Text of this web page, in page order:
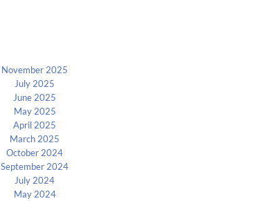
November 2025
July 2025
June 2025
May 2025
April 2025
March 2025
October 2024
September 2024
July 2024
May 2024